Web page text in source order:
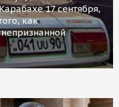
17 сентября,
как